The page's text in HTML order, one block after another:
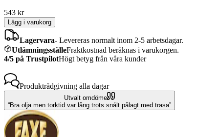
543 kr
Lägg i varukorg
Lagervara- Levereras normalt inom 2-5 arbetsdagar.
UtlämningsställeFraktkostnad beräknas i varukorgen.
4/5 på TrustpilotHögt betyg från våra kunder
Produktrådgivning alla dagar
Utvalt omdöme
Bra olja men torktid var lång trots snålt pålagt med trasa